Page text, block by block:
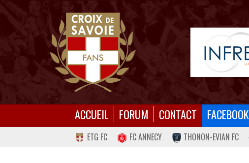
ACCUEIL FORUM CONTACT FACEBOOK
ETG FC FC ANNECY THONON-EVIAN FC